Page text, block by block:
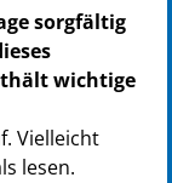
sorgfältig
wichtige
Vielleicht
lesen.